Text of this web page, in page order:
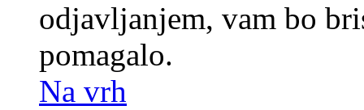
odjavljanjem, vam bo
pomagalo.
Na vrh